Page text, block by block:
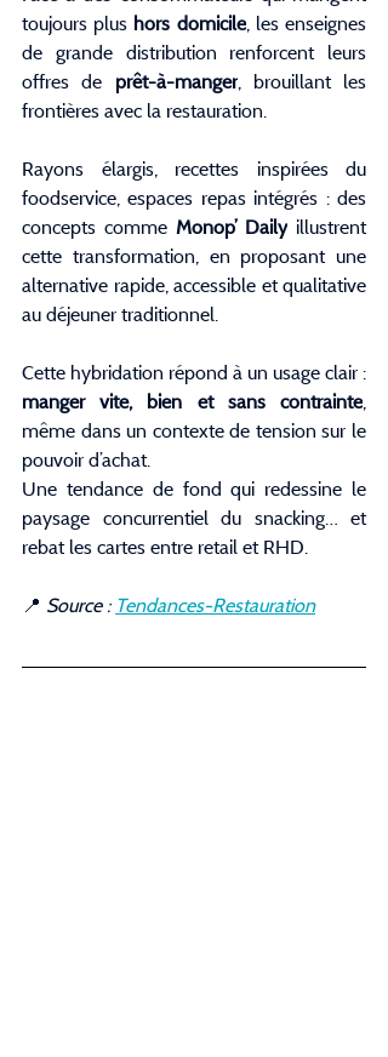
toujours plus hors domicile, les enseignes
de grande distribution renforcent leurs
offres de prêt-à-manger, brouillant les
frontières avec la restauration.
Rayons élargis, recettes inspirées du
foodservice, espaces repas intégrés : des
concepts comme Monop’ Daily illustrent
cette transformation, en proposant une
alternative rapide, accessible et qualitative
au déjeuner traditionnel.
manger vite, bien et sans contrainte,
même dans un contexte de tension sur le
pouvoir d’achat.
Une tendance de fond qui redessine le
paysage concurrentiel du snacking… et
rebat les cartes entre retail et RHD.
📍 Source : Tendances-Restauration